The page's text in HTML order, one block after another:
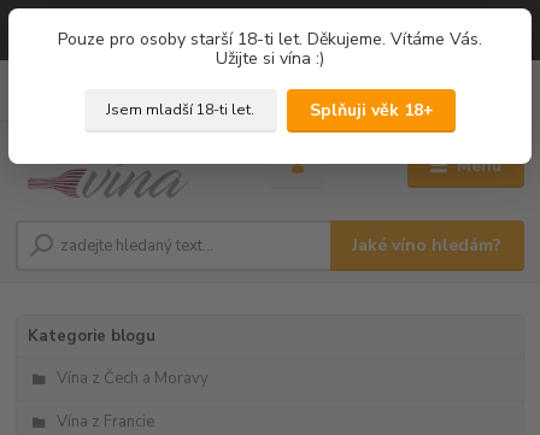
===
Pouze pro osoby starší 18-ti let. Děkujeme. Vítáme Vás.
Užijte si vína :)
Jsem mladší 18-ti let. Splňuji věk 18+
Menu
Jaké víno hledám?
0,00 Kč
Kategorie blogu
Vína z Čech a Moravy
Vína z Francie